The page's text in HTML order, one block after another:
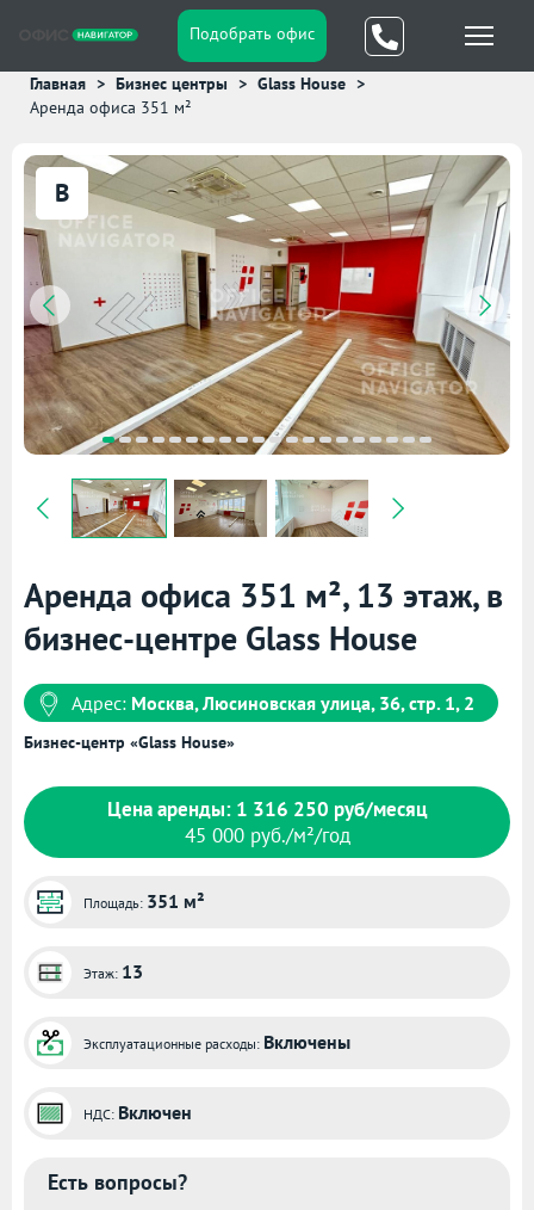
Подобрать офис
Главная Бизнес центры
Glass House
Аренда офиса 351 м²
B
Аренда офиса 351 м², 13 этаж, в
бизнес-центре Glass House
Адрес: Москва, Люсиновская улица, 36, стр. 1, 2
Бизнес-центр «Glass House»
Цена аренды: 1 316 250 руб/месяц
45 000 руб./м²/год
Площадь: 351 м²
Этаж: 13
Эксплуатационные расходы: Включены
НДС: Включен
Есть вопросы?